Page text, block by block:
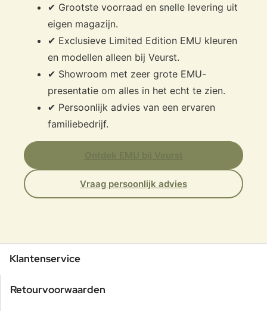
✔ Grootste voorraad en snelle levering uit
eigen magazijn.
✔ Exclusieve Limited Edition EMU kleuren
en modellen alleen bij Veurst.
✔ Showroom met zeer grote EMU-
presentatie om alles in het echt te zien.
✔ Persoonlijk advies van een ervaren
familiebedrijf.
Vraag persoonlijk advies
Klantenservice
Retourvoorwaarden